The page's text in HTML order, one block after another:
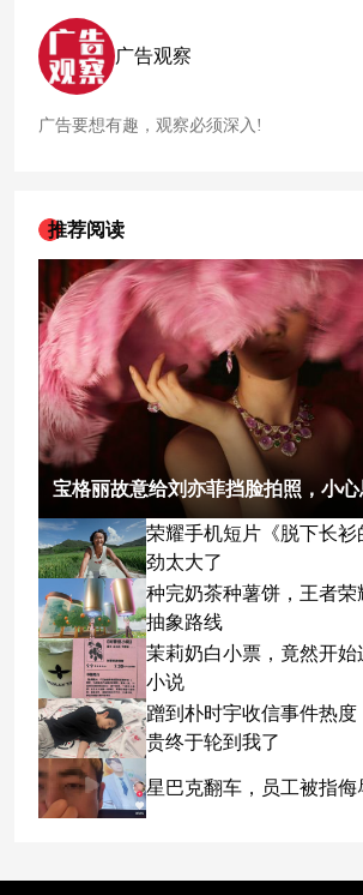
彩的视觉画面，让人仿佛置身于龙年过节的
广告观察
广告要想有趣，观察必须深入!
推荐阅读
宝格丽故意给刘亦菲挡脸拍照，小
荣耀手机短片《脱下长
劲太大了
种完奶茶种薯饼，王者荣
抽象路线
茉莉奶白小票，竟然开
小说
蹭到朴时宇收信事件热度
贵终于轮到我了
星巴克翻车，员工被指